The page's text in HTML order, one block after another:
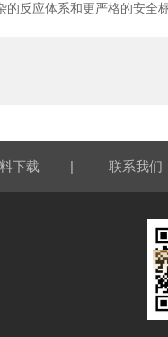
反应体系和更严格的安全标
下载 | 联系我们